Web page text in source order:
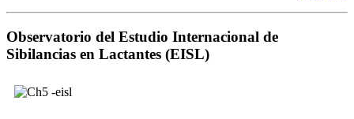
Observatorio del Estudio Internacional de
Sibilancias en Lactantes (EISL)